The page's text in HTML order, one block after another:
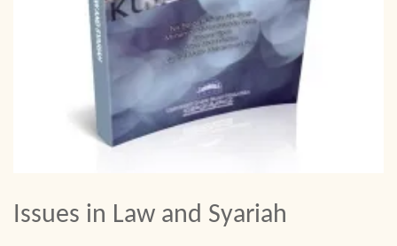
Issues in Law and Syariah